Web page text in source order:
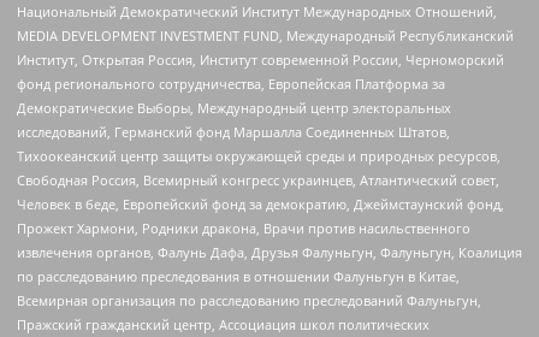
Национальный Демократический Институт Международных Отношений,
MEDIA DEVELOPMENT INVESTMENT FUND, Международный Республиканский
Институт, Открытая Россия, Институт современной России, Черноморский
фонд регионального сотрудничества, Европейская Платформа за
Демократические Выборы, Международный центр электоральных
исследований, Германский фонд Маршалла Соединенных Штатов,
Тихоокеанский центр защиты окружающей среды и природных ресурсов,
Свободная Россия, Всемирный конгресс украинцев, Атлантический совет,
Человек в беде, Европейский фонд за демократию, Джеймстаунский фонд,
Прожект Хармони, Родники дракона, Врачи против насильственного
извлечения органов, Фалунь Дафа, Друзья Фалуньгун, Фалуньгун, Коалиция
по расследованию преследования в отношении Фалуньгун в Китае,
Всемирная организация по расследованию преследований Фалуньгун,
Пражский гражданский центр, Ассоциация школ политических